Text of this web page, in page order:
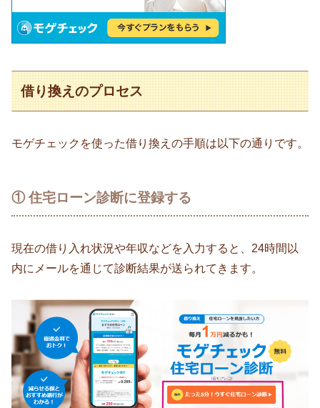
借り換えのプロセス
モゲチェックを使った借り換えの手順は以下の通りです。
① 住宅ローン診断に登録する
現在の借り入れ状況や年収などを入力すると、24時間以
内にメールを通じて診断結果が送られてきます。